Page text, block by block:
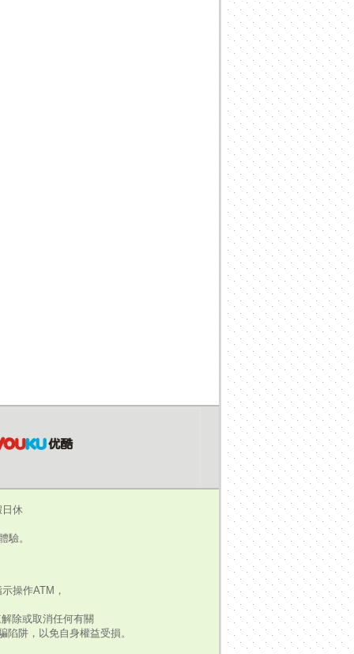
休
驗。
操作ATM，
除或取消任何有關
阱，以免自身權益受損。